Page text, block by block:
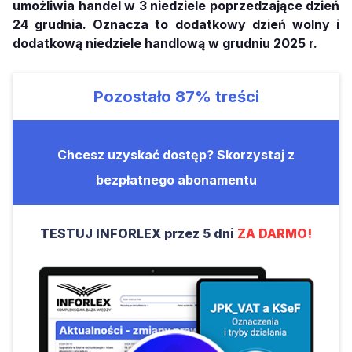
umożliwia handel w 3 niedziele poprzedzające dzień
24 grudnia. Oznacza to dodatkowy dzień wolny i
dodatkową niedziele handlową w grudniu 2025 r.
Pozostało 87% treści
Chcesz uzyskać dostęp? Skorzystaj z
bezpłatnego abonamentu
TESTUJ INFORLEX przez 5 dni ZA DARMO!